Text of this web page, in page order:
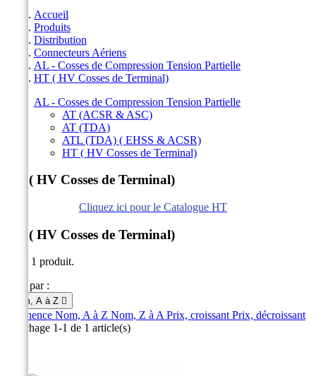
Accueil
Produits
Distribution
Connecteurs Aériens
AL - Cosses de Compression Tension Partielle
HT ( HV Cosses de Terminal)
AL - Cosses de Compression Tension Partielle
AT (ACSR & ASC)
AT (TDA)
ATL (TDA) ( EHSS & ACSR)
HT ( HV Cosses de Terminal)
HT ( HV Cosses de Terminal)
Cliquez ici pour le Catalogue HT
HT ( HV Cosses de Terminal)
Il y a 1 produit.
Trier par :
Nom, A à Z 
Pertinence Nom, A à Z Nom, Z à APrix, croissantPrix, décroissant
Affichage 1-1 de 1 article(s)